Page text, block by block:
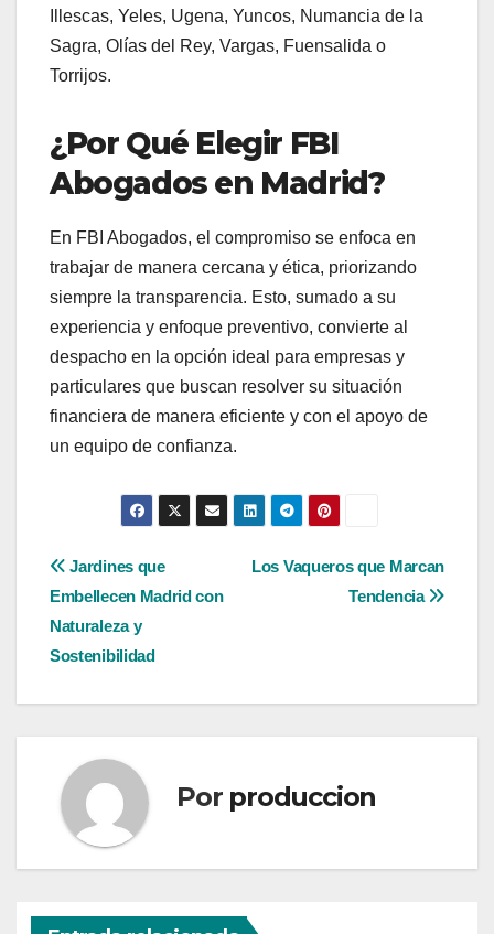
Illescas, Yeles, Ugena, Yuncos, Numancia de la
Sagra, Olías del Rey, Vargas, Fuensalida o
Torrijos.
¿Por Qué Elegir FBI
Abogados en Madrid?
En FBI Abogados, el compromiso se enfoca en
trabajar de manera cercana y ética, priorizando
siempre la transparencia. Esto, sumado a su
experiencia y enfoque preventivo, convierte al
despacho en la opción ideal para empresas y
particulares que buscan resolver su situación
financiera de manera eficiente y con el apoyo de
un equipo de confianza.
Navegación
de
entradas
Los Vaqueros que Marcan
Tendencia
Jardines que
Embellecen Madrid con
Naturaleza y
Sostenibilidad
Por produccion